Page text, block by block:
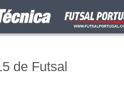
de Futsal